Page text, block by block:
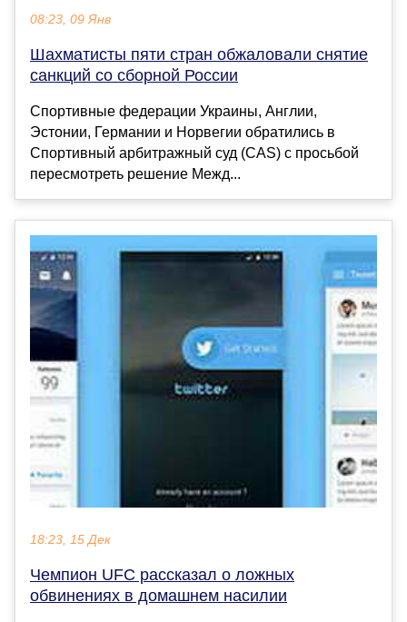
08:23, 09 Янв
Шахматисты пяти стран обжаловали снятие
санкций со сборной России
Спортивные федерации Украины, Англии,
Эстонии, Германии и Норвегии обратились в
Спортивный арбитражный суд (CAS) с просьбой
пересмотреть решение Межд...
18:23, 15 Дек
Чемпион UFC рассказал о ложных
обвинениях в домашнем насилии